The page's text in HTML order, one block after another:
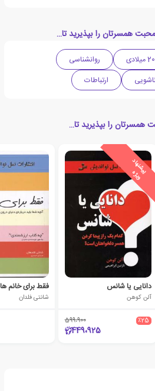
همسرتان را بپذیرید تا…
روانشناسی
ارتباطات
را بپذیرید تا…
پ
ی
ش
ن
ه
ا
د
و
ی
ژ
ه
دانایی یا شانس
آلن کوهن
٪25 599،900
449،925
فقط برای خانم ها
شانتی فلدان